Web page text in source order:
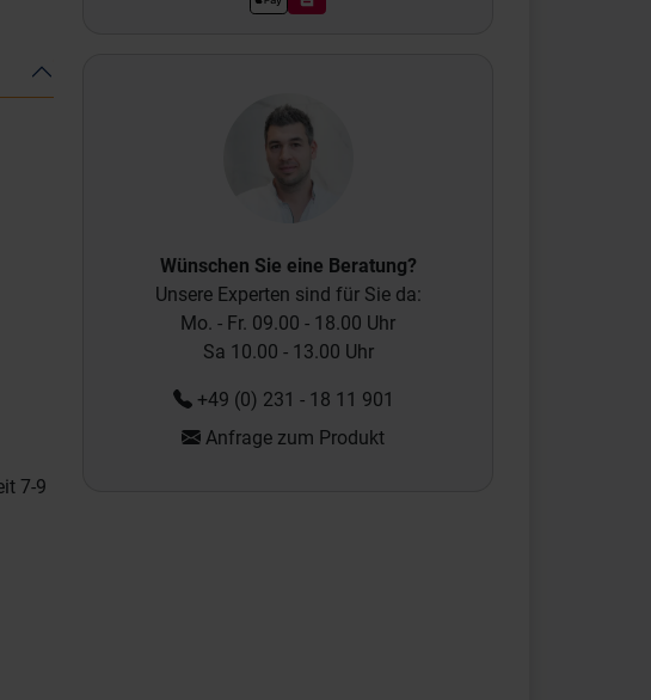
7-9
Wünschen Sie eine Beratung?
Unsere Experten sind für Sie da:
Mo. - Fr. 09.00 - 18.00 Uhr
Sa 10.00 - 13.00 Uhr
+49 (0) 231 - 18 11 901
Anfrage zum Produkt